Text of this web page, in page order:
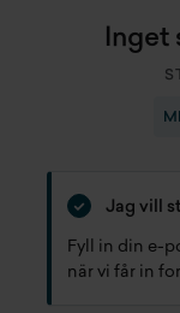
Inget
Jag vill
Fyll in din e-
när vi får in